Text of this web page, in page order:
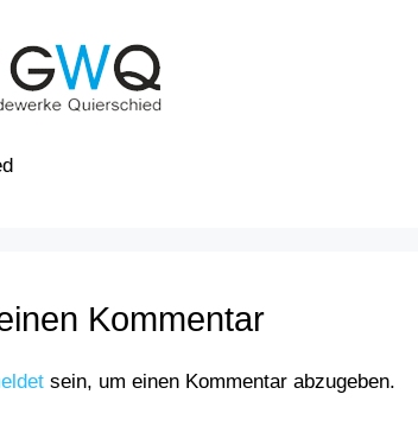
Kommentar
sein, um einen Kommentar abzugeben.